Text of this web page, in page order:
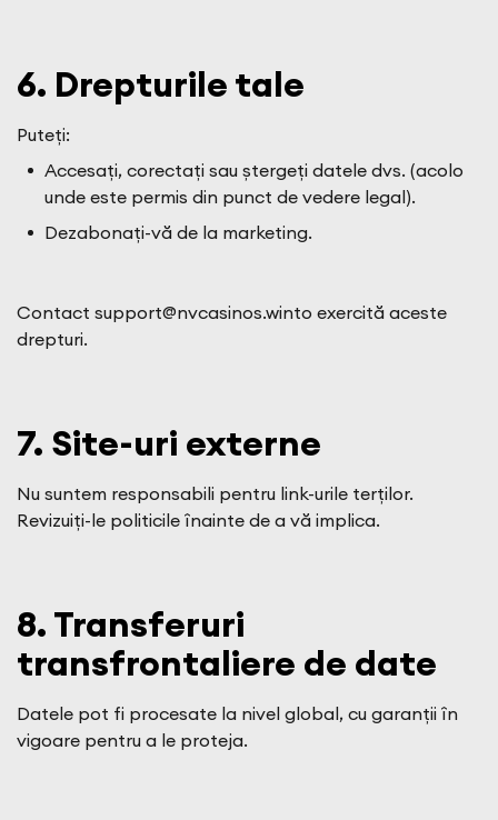
6. Drepturile tale
Puteți:
Accesați, corectați sau ștergeți datele dvs. (acolo
unde este permis din punct de vedere legal).
Dezabonați-vă de la marketing.
Contact support@nvcasinos.winto exercită aceste
drepturi.
7. Site-uri externe
Nu suntem responsabili pentru link-urile terților.
Revizuiți-le politicile înainte de a vă implica.
8. Transferuri
transfrontaliere de date
Datele pot fi procesate la nivel global, cu garanții în
vigoare pentru a le proteja.